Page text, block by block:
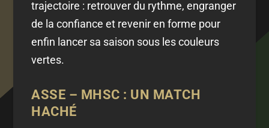
trajectoire : retrouver du rythme, engranger
de la confiance et revenir en forme pour
enfin lancer sa saison sous les couleurs
vertes.
ASSE – MHSC : UN MATCH
HACHÉ